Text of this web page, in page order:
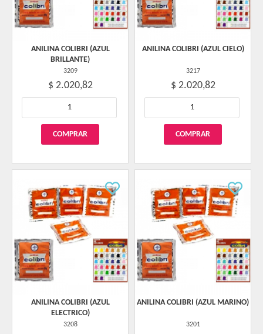
ANILINA COLIBRI (AZUL
BRILLANTE)
3209
$ 2.020,82
ANILINA COLIBRI (AZUL CIELO)
3217
$ 2.020,82
ANILINA COLIBRI (AZUL
ELECTRICO)
3208
ANILINA COLIBRI (AZUL MARINO)
3201